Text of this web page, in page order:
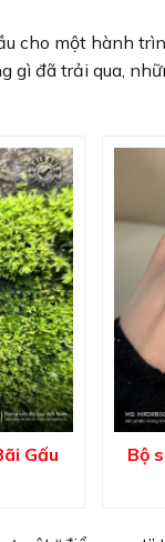
cho một hành
gì đã trải qua,
Gấu
Bộ